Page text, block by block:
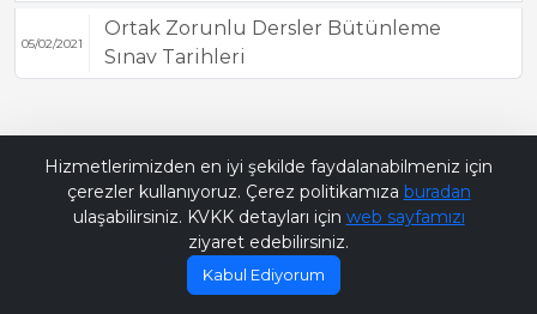
05/02/2021
Ortak Zorunlu Dersler Bütünleme
Sınav Tarihleri
Hizmetlerimizden en iyi şekilde faydalanabilmeniz için
çerezler kullanıyoruz. Çerez politikamıza buradan
ulaşabilirsiniz. KVKK detayları için web sayfamızı
ziyaret edebilirsiniz.
Kabul Ediyorum
Bana Soru Sor | Ask Me